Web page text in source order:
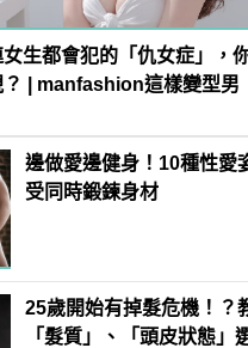
生都會犯的「仇女症」，
？ | manfashion這樣變型男
邊做愛邊健身！10種性愛
受同時鍛鍊身材
25歲開始有掉髮危機！？
「髮質」、「頭皮狀態」